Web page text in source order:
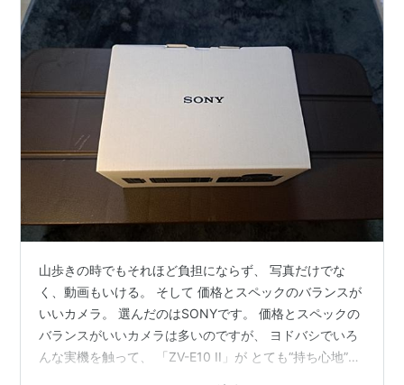
山歩きの時でもそれほど負担にならず、 写真だけでな
く、動画もいける。 そして 価格とスペックのバランスが
いいカメラ。 選んだのはSONYです。 価格とスペックの
バランスがいいカメラは多いのですが、 ヨドバシでいろ
んな実機を触って、 「ZV-E10 II」が とても“持ち心地”が